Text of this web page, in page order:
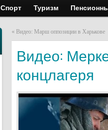
Спорт Туризм
« Видео: Марш оппозиции в Харькове
Видео:
концлагеря